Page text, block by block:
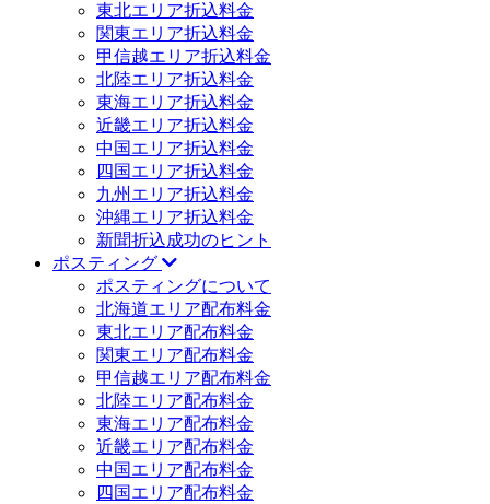
東北エリア折込料金
関東エリア折込料金
甲信越エリア折込料金
北陸エリア折込料金
東海エリア折込料金
近畿エリア折込料金
中国エリア折込料金
四国エリア折込料金
九州エリア折込料金
沖縄エリア折込料金
新聞折込成功のヒント
ポスティング
ポスティングについて
北海道エリア配布料金
東北エリア配布料金
関東エリア配布料金
甲信越エリア配布料金
北陸エリア配布料金
東海エリア配布料金
近畿エリア配布料金
中国エリア配布料金
四国エリア配布料金